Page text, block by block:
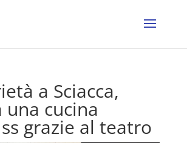
a Sciacca,
cucina
grazie al teatro